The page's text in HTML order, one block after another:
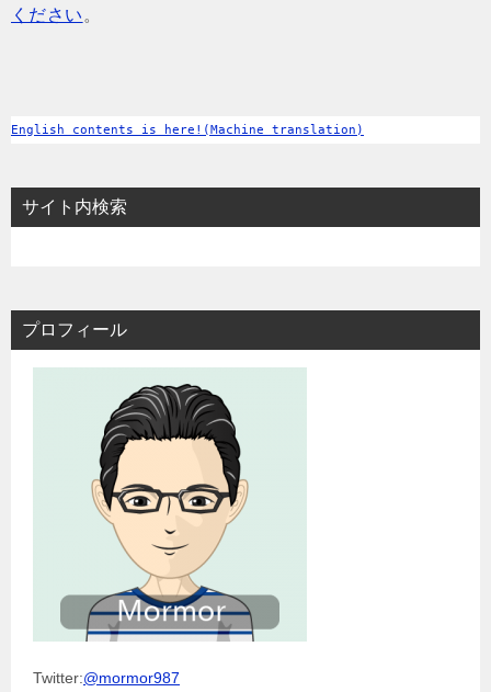
ください 。
English contents is here!(Machine translation)
サイト内検索
プロフィール
Twitter:@mormor987